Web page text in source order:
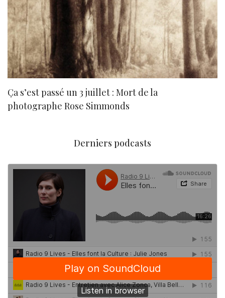
Ça s’est passé un 3 juillet : Mort de la
photographe Rose Simmonds
Derniers podcasts